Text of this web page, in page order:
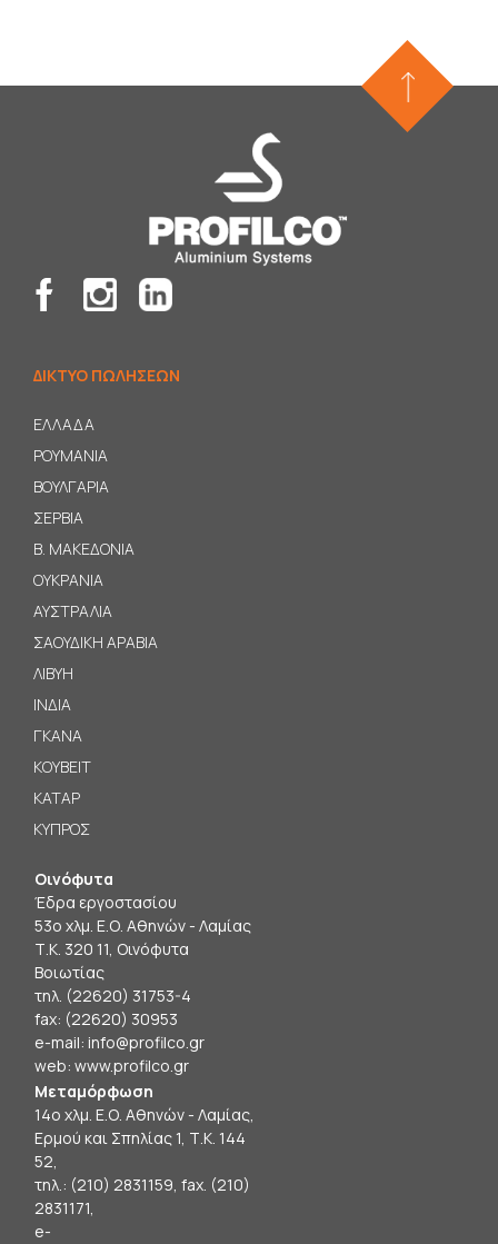
ΔΙΚΤΥΟ ΠΩΛΗΣΕΩΝ
ΕΛΛΑΔΑ
ΡΟΥΜΑΝΙΑ
ΒΟΥΛΓΑΡΙΑ
ΣΕΡΒΙΑ
B. ΜΑΚΕΔΟΝΙΑ
ΟΥΚΡΑΝΙΑ
ΑΥΣΤΡΑΛΙΑ
ΣΑΟΥΔΙΚΗ ΑΡΑΒΙΑ
ΛΙΒΥΗ
ΙΝΔΙΑ
ΓΚΑΝΑ
ΚΟΥΒΕΙΤ
ΚΑΤΑΡ
ΚΥΠΡΟΣ
Οινόφυτα
Έδρα εργοστασίου
53ο χλμ. Ε.Ο. Αθηνών - Λαμίας
Τ.Κ. 320 11, Οινόφυτα
Βοιωτίας
τηλ. (22620) 31753-4
fax: (22620) 30953
e-mail: info@profilco.gr
web: www.profilco.gr
Μεταμόρφωση
14ο χλμ. Ε.Ο. Αθηνών - Λαμίας,
Ερμού και Σπηλίας 1, Τ.Κ. 144
52,
τηλ.: (210) 2831159, fax. (210)
2831171,
e-